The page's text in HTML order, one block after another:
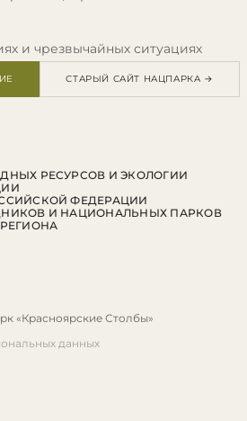
и чрезвычайных ситуациях
СТАРЫЙ САЙТ НАЦПАРКА →
РЕСУРСОВ И ЭКОЛОГИИ
ФЕДЕРАЦИИ
И НАЦИОНАЛЬНЫХ ПАРКОВ
«Красноярские Столбы»
данных